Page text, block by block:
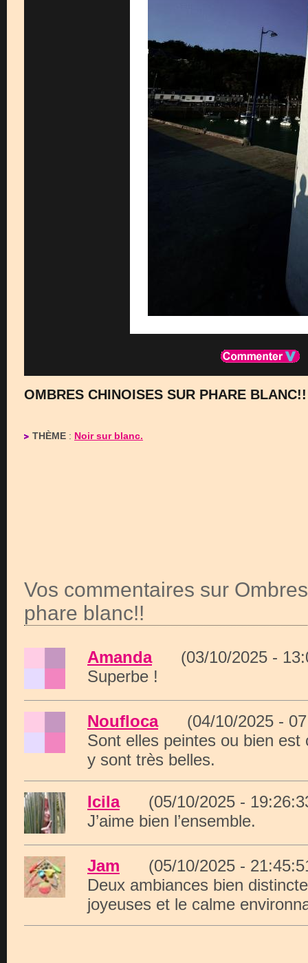
OMBRES CHINOISES SUR PHARE
THÈME : Noir sur blanc.
Vos commentaires sur
phare blanc!!
Amanda(03/10/2025 -
Superbe !
Noufloca(04/10/2025 -
Sont elles peintes ou bien
y sont très belles.
Icila(05/10/2025 -
J’aime bien l’ensemble.
Jam (05/10/2025 -
Deux ambiances bien
joyeuses et le calme